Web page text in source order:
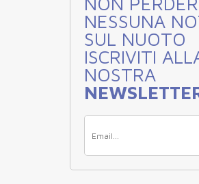
NESSUNA
SUL NUOTO
ISCRIVITI
NOSTRA